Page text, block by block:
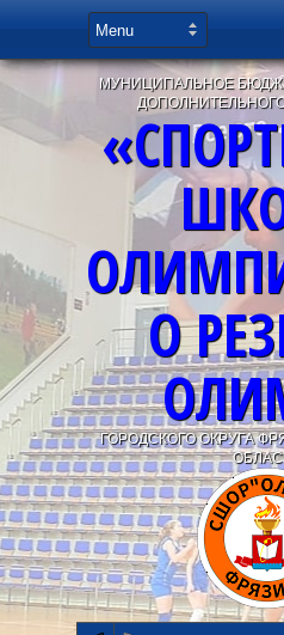
МУНИЦИПАЛЬНОЕ
О
ГОРОДСКОГО ОКРУГА